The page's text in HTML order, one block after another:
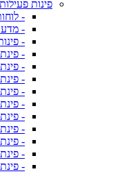
פינות
-
-
-
-
-
-
-
-
-
-
-
-
-